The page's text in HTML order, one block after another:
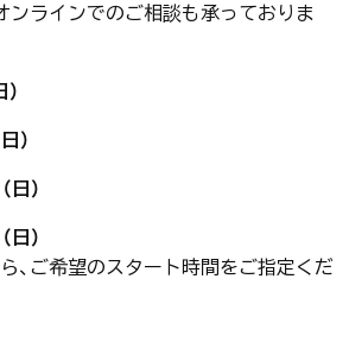
ンラインでのご相談も承っておりま
）
日）
日）
、ご希望のスタート時間をご指定くだ